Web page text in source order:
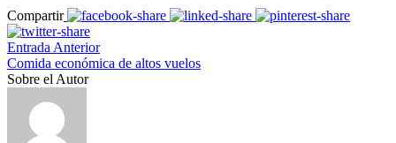
Compartir
Entrada Anterior
Comida económica de altos vuelos
Sobre el Autor